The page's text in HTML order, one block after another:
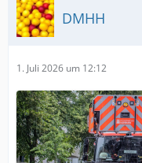
DMHH
1. Juli 2026 um 12:12